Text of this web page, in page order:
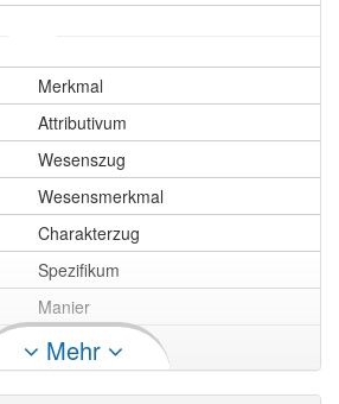
Merkmal
Attributivum
Wesenszug
Wesensmerkmal
Charakterzug
Spezifikum
Manier
Eigentümlichkeit
Mehr